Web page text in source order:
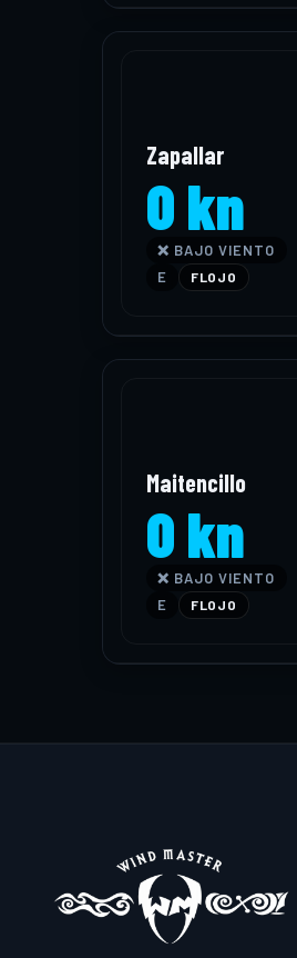
Zapallar
0 kn
❌ BAJO VIENTO
E
FLOJO
Maitencillo
0 kn
❌ BAJO VIENTO
E
FLOJO